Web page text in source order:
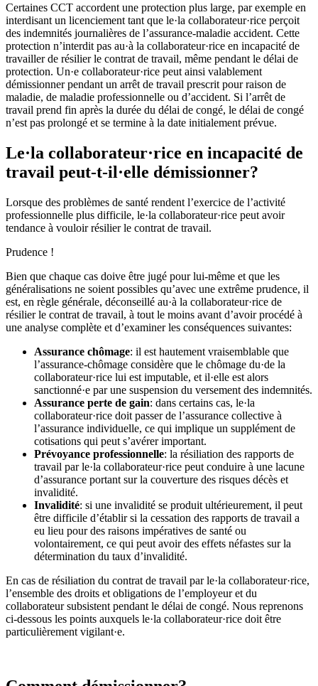
Certaines CCT accordent une protection plus large, par exemple en
interdisant un licenciement tant que le·la collaborateur·rice perçoit
des indemnités journalières de l’assurance-maladie accident. Cette
protection n’interdit pas au·à la collaborateur·rice en incapacité de
travailler de résilier le contrat de travail, même pendant le délai de
protection. Un·e collaborateur·rice peut ainsi valablement
démissionner pendant un arrêt de travail prescrit pour raison de
maladie, de maladie professionnelle ou d’accident. Si l’arrêt de
travail prend fin après la durée du délai de congé, le délai de congé
n’est pas prolongé et se termine à la date initialement prévue.
Le·la collaborateur·rice en incapacité de
travail peut-t-il·elle démissionner?
Lorsque des problèmes de santé rendent l’exercice de l’activité
professionnelle plus difficile, le·la collaborateur·rice peut avoir
tendance à vouloir résilier le contrat de travail.
Prudence !
Bien que chaque cas doive être jugé pour lui-même et que les
généralisations ne soient possibles qu’avec une extrême prudence, il
est, en règle générale, déconseillé au·à la collaborateur·rice de
résilier le contrat de travail, à tout le moins avant d’avoir procédé à
une analyse complète et d’examiner les conséquences suivantes:
Assurance chômage: il est hautement vraisemblable que
l’assurance-chômage considère que le chômage du·de la
collaborateur·rice lui est imputable, et il·elle est alors
sanctionné·e par une suspension du versement des indemnités.
Assurance perte de gain: dans certains cas, le·la
collaborateur·rice doit passer de l’assurance collective à
l’assurance individuelle, ce qui implique un supplément de
cotisations qui peut s’avérer important.
Prévoyance professionnelle: la résiliation des rapports de
travail par le·la collaborateur·rice peut conduire à une lacune
d’assurance portant sur la couverture des risques décès et
invalidité.
Invalidité: si une invalidité se produit ultérieurement, il peut
être difficile d’établir si la cessation des rapports de travail a
eu lieu pour des raisons impératives de santé ou
volontairement, ce qui peut avoir des effets néfastes sur la
détermination du taux d’invalidité.
En cas de résiliation du contrat de travail par le·la collaborateur·rice,
l’ensemble des droits et obligations de l’employeur et du
collaborateur subsistent pendant le délai de congé. Nous reprenons
ci-dessous les points auxquels le·la collaborateur·rice doit être
particulièrement vigilant·e.